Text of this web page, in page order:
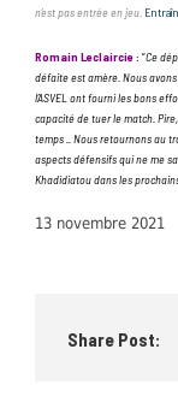
n’est pas entrée en jeu.
Romain Leclaircie : “Ce
défaite est amère. Nous
l’ASVEL ont fourni les bons
capacité de tuer le match.
temps .. Nous retournons au
aspects défensifs qui ne me
Khadidiatou dans les
13 novembre 2021
Share Post: